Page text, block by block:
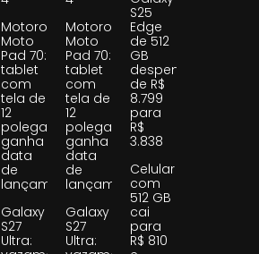
Motorola
Moto
Pad 70:
tablet
com
tela de
12
polegadas
ganha
data
de
lançamento
Galaxy
S27
Ultra:
Motorola
Moto
Pad 70:
tablet
com
tela de
12
polegadas
ganha
data
de
lançamento
Galaxy
S27
Ultra:
S25
Edge
de 512
GB
despenca
de R$
8.799
para
R$
3.838
Celular
com
512 GB
cai
para
R$ 810